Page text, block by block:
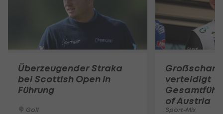
Überzeugender Straka
bei Scottish Open in
Führung
Golf
verteidigt
of Austria
Sport-Mix